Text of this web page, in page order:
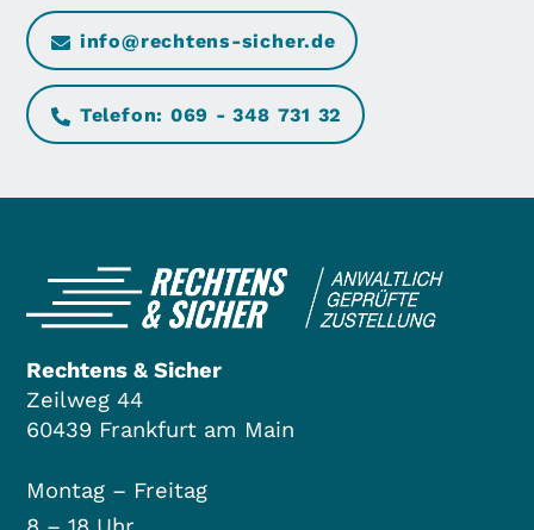
info@rechtens-sicher.de
Telefon: 069 - 348 731 32
Rechtens & Sicher
Zeilweg 44
60439 Frankfurt am Main
Montag – Freitag